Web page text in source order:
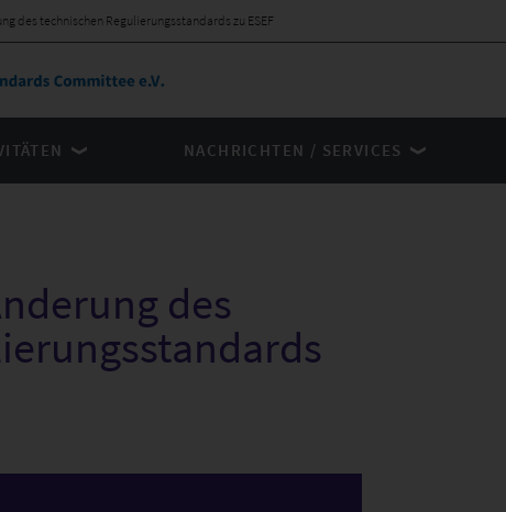
des technischen Regulierungsstandards zu ESEF
NACHRICHTEN / SERVICES
des